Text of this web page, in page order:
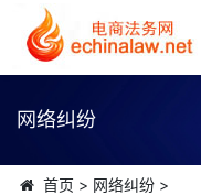
网络纠纷
首页 > 网络纠纷>